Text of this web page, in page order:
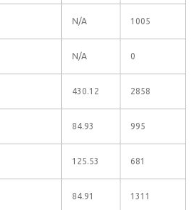
N/A 1005
N/A 0
430.12 2858
84.93 995
125.53 681
84.91 1311